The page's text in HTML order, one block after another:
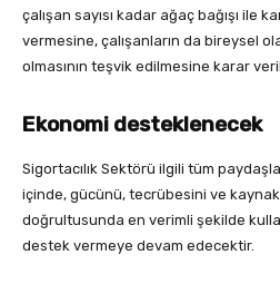
çalışan sayısı kadar ağaç bağışı ile
vermesine, çalışanların da bireysel
olmasının teşvik edilmesine karar
Ekonomi desteklenecek
Sigortacılık Sektörü ilgili tüm
içinde, gücünü, tecrübesini ve
doğrultusunda en verimli şekilde
destek vermeye devam edecektir.